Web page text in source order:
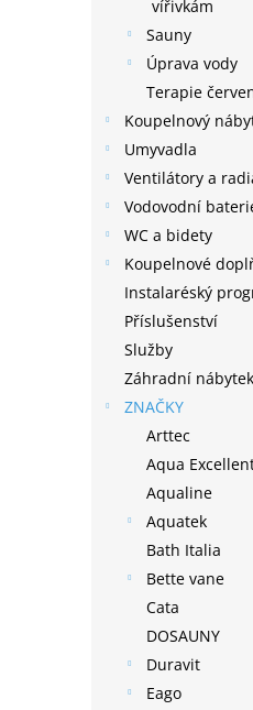
vířivkám
Sauny
Úprava vody
Terapie
Koupelnový
Umyvadla
Ventilátory a
Vodovodní
WC a bidety
Koupelnové
Instalaréský
Příslušenství
Služby
Záhradní nábytek
ZNAČKY
Arttec
Aqua
Aqualine
Aquatek
Bath Italia
Bette vane
Cata
DOSAUNY
Duravit
Eago